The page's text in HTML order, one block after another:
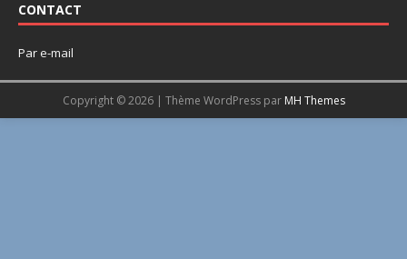
CONTACT
Par e-mail
Copyright © 2026 | Thème WordPress par MH Themes